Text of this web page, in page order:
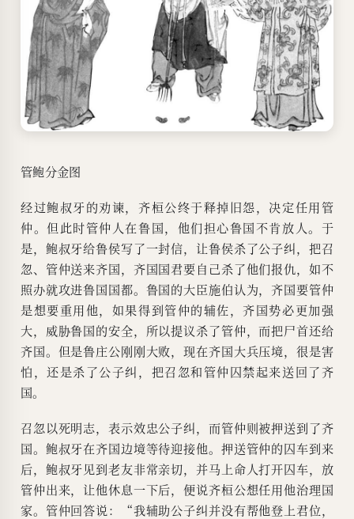
管鲍分金图
经过鲍叔牙的劝谏，齐桓公终于释掉旧怨，决定任用管
仲。但此时管仲人在鲁国，他们担心鲁国不肯放人。于
是，鲍叔牙给鲁侯写了一封信，让鲁侯杀了公子纠，把召
忽、管仲送来齐国，齐国国君要自己杀了他们报仇，如不
照办就攻进鲁国国都。鲁国的大臣施伯认为，齐国要管仲
是想要重用他，如果得到管仲的辅佐，齐国势必更加强
大，威胁鲁国的安全，所以提议杀了管仲，而把尸首还给
齐国。但是鲁庄公刚刚大败，现在齐国大兵压境，很是害
怕，还是杀了公子纠，把召忽和管仲囚禁起来送回了齐
国。
召忽以死明志，表示效忠公子纠，而管仲则被押送到了齐
国。鲍叔牙在齐国边境等待迎接他。押送管仲的囚车到来
后，鲍叔牙见到老友非常亲切，并马上命人打开囚车，放
管仲出来，让他休息一下后，便说齐桓公想任用他治理国
家。管仲回答说：“我辅助公子纠并没有帮他登上君位，